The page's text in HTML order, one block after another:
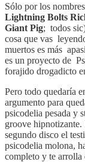
Sólo por los
Lightning Bolts
Giant Pig; todos
cosa que vas
muertos es más
es un proyecto de
forajido drogadicto
Pero todo quedaría
argumento para
psicodelia pesada y
groove
segundo disco el
psicodelia molona,
completo y te arrolla